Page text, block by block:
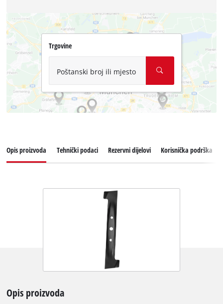
Trgovine
Poštanski broj ili mjesto
Opis proizvoda Tehnički podaci Rezervni dijelovi Korisnička podrška
Opis proizvoda